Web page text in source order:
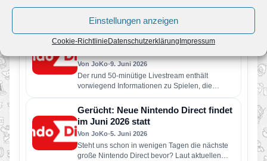
Einstellungen anzeigen
Cookie-Richtlinie Datenschutzerklärung Impressum
Pressemeldung: Eine neue Nintendo
Direct erscheint am Dienstag, den 9.
Von JoKo•9. Juni 2026
Der rund 50-minütige Livestream enthält
vorwiegend Informationen zu Spielen, die
dieses Jahr für Nintendo Switch 2 und Nintendo
Switch erscheinen…
Gerücht: Neue Nintendo Direct findet
im Juni 2026 statt
Von JoKo•5. Juni 2026
Steht uns schon in wenigen Tagen die nächste
große Nintendo Direct bevor? Laut aktuellen